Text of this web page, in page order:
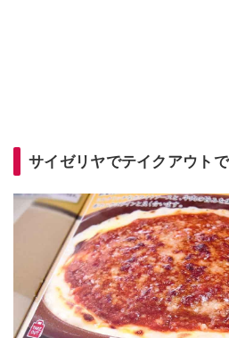
サイゼリヤでテイクアウト